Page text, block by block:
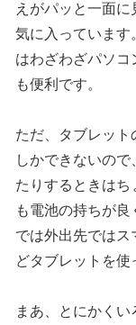
えがパッと一面
気に入っています
はわざわざパソ
も便利です。
ただ、タブレット
しかできないの
たりするときはち
も電池の持ちが
では外出先ではス
どタブレットを使
まあ、とにかく